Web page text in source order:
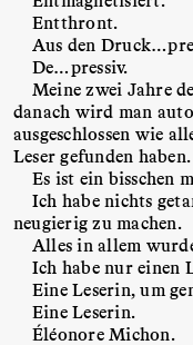
Entthront.
Aus den
De…pressiv.
Meine zwei Jahre
danach wird man
ausgeschlossen wie
Leser gefunden haben.
Es ist ein bisschen
Ich habe nichts
neugierig zu machen.
Alles in allem
Ich habe nur einen
Eine Leserin, um
Eine Leserin.
Éléonore Michon.